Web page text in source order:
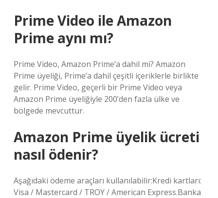
Prime Video ile Amazon
Prime aynı mı?
Prime Video, Amazon Prime’a dahil mi? Amazon
Prime üyeliği, Prime’a dahil çeşitli içeriklerle birlikte
gelir. Prime Video, geçerli bir Prime Video veya
Amazon Prime üyeliğiyle 200’den fazla ülke ve
bölgede mevcuttur.
Amazon Prime üyelik ücreti
nasıl ödenir?
Aşağıdaki ödeme araçları kullanılabilir:Kredi kartları:
Visa / Mastercard / TROY / American Express.Banka